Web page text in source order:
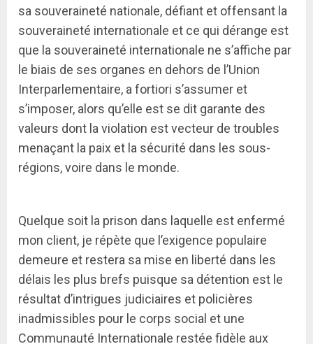
sa souveraineté nationale, défiant et offensant la
souveraineté internationale et ce qui dérange est
que la souveraineté internationale ne s’affiche par
le biais de ses organes en dehors de l’Union
Interparlementaire, a fortiori s’assumer et
s’imposer, alors qu’elle est se dit garante des
valeurs dont la violation est vecteur de troubles
menaçant la paix et la sécurité dans les sous-
régions, voire dans le monde.
Quelque soit la prison dans laquelle est enfermé
mon client, je répète que l’exigence populaire
demeure et restera sa mise en liberté dans les
délais les plus brefs puisque sa détention est le
résultat d’intrigues judiciaires et policières
inadmissibles pour le corps social et une
Communauté Internationale restée fidèle aux